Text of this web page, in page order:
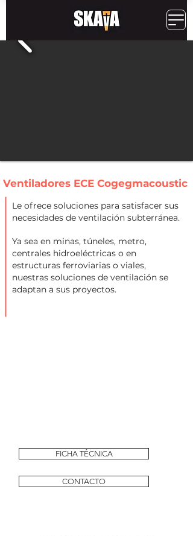
Ventiladores ECE Cogegmacoustic
Le ofrece soluciones para satisfacer sus
necesidades de ventilación subterránea.
Ya sea en minas, túneles, metro,
centrales hidroeléctricas o en
estructuras ferroviarias o viales,
nuestras soluciones de ventilación se
adaptan a sus proyectos.
FICHA TÉCNICA
CONTACTO